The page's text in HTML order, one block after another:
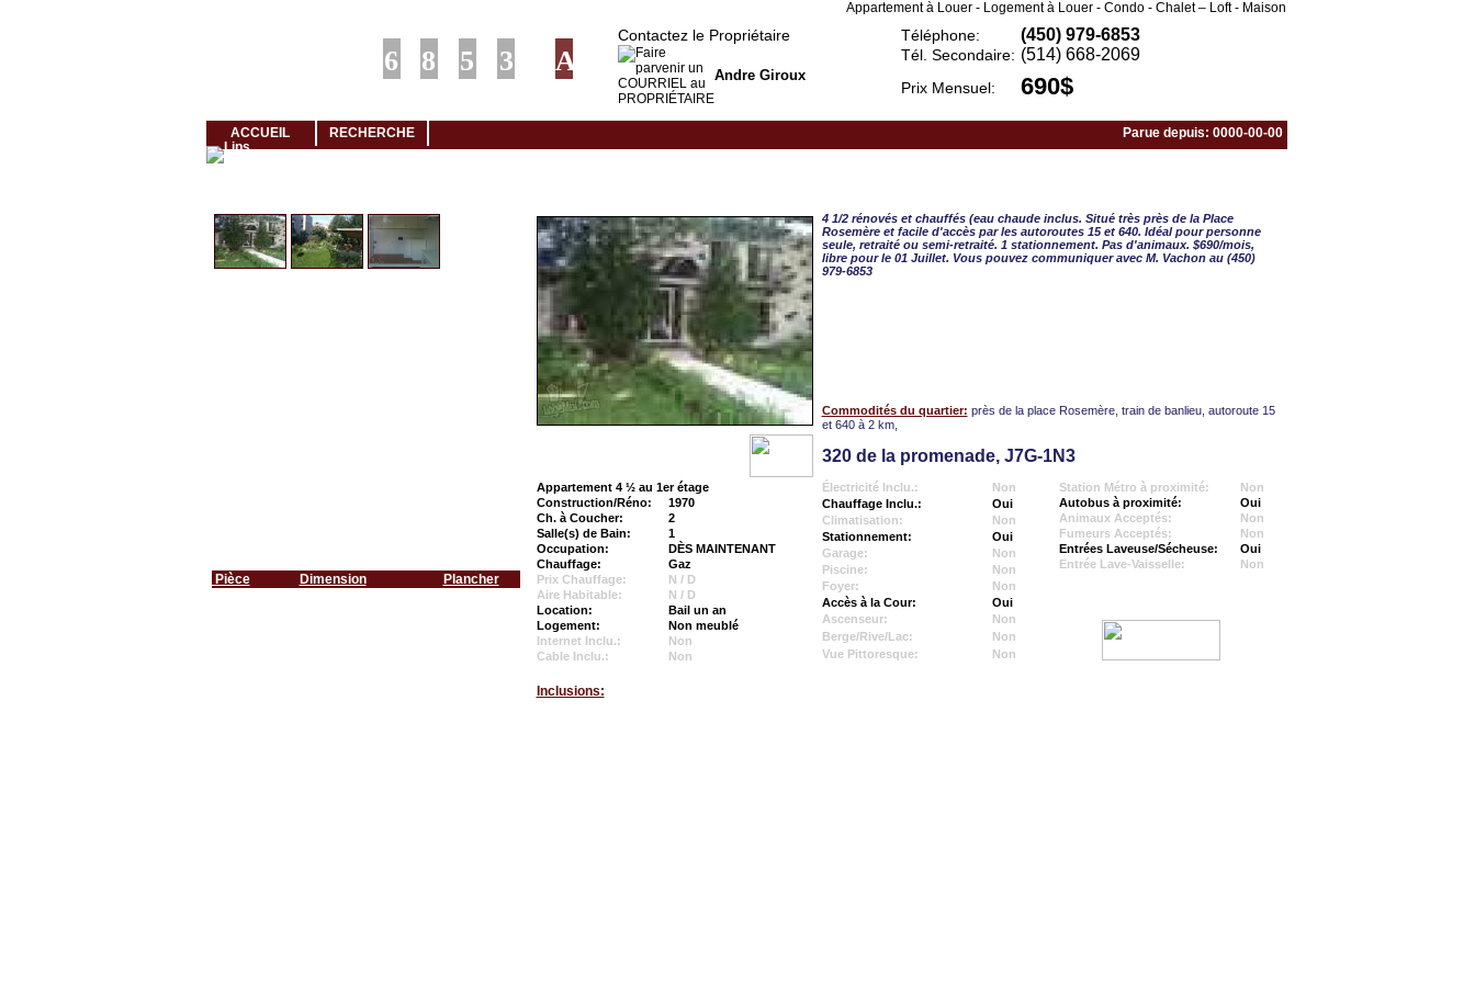
Appartement à Louer - Logement à Louer - Condo - Chalet – Loft - Maison
Contactez le Propriétaire
Andre Giroux
Téléphone: (450) 979-6853
Tél. Secondaire: (514) 668-2069
Prix Mensuel: 690$
ACCUEIL RECHERCHE Parue depuis: 0000-00-00
Pièce Dimension Plancher
4 1/2 rénovés et chauffés (eau chaude inclus. Situé très près de la Place
Rosemère et facile d'accès par les autoroutes 15 et 640. Idéal pour personne
seule, retraité ou semi-retraité. 1 stationnement. Pas d'animaux. $690/mois,
libre pour le 01 Juillet. Vous pouvez communiquer avec M. Vachon au (450)
979-6853
Commodités du quartier: près de la place Rosemère, train de banlieu, autoroute 15
et 640 à 2 km,
320 de la promenade, J7G-1N3
Appartement 4 ½ au 1er étage
Construction/Réno:
1970
Ch. à Coucher:
2
Salle(s) de Bain:
1
Occupation:
DÈS MAINTENANT
Chauffage:
Gaz
Prix Chauffage:
N / D
Aire Habitable:
N / D
Location:
Bail un an
Logement:
Non meublé
Internet Inclu.:
Non
Cable Inclu.:
Non
Électricité Inclu.:
Non
Chauffage Inclu.:
Oui
Climatisation:
Non
Stationnement:
Oui
Garage:
Non
Piscine:
Non
Foyer:
Non
Accès à la Cour:
Oui
Ascenseur:
Non
Berge/Rive/Lac:
Non
Vue Pittoresque:
Non
Station Métro à proximité:
Non
Autobus à proximité:
Oui
Animaux Acceptés:
Non
Fumeurs Acceptés:
Non
Entrées Laveuse/Sécheuse:
Oui
Entrée Lave-Vaisselle:
Non
Inclusions: